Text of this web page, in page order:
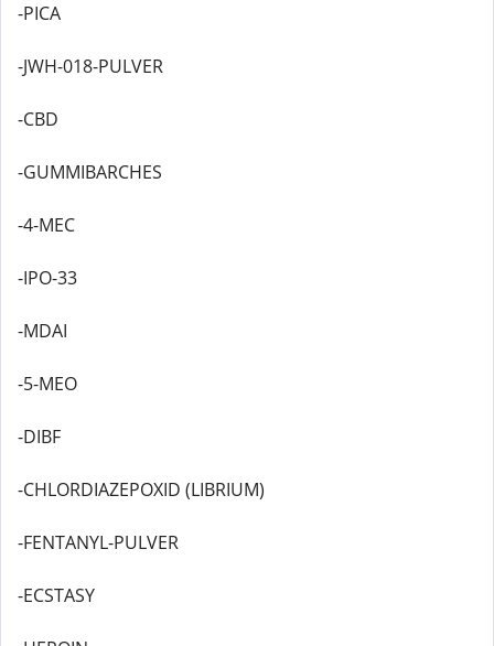
-PICA
-JWH-018-PULVER
-CBD
-GUMMIBARCHES
-4-MEC
-IPO-33
-MDAI
-5-MEO
-DIBF
-CHLORDIAZEPOXID (LIBRIUM)
-FENTANYL-PULVER
-ECSTASY